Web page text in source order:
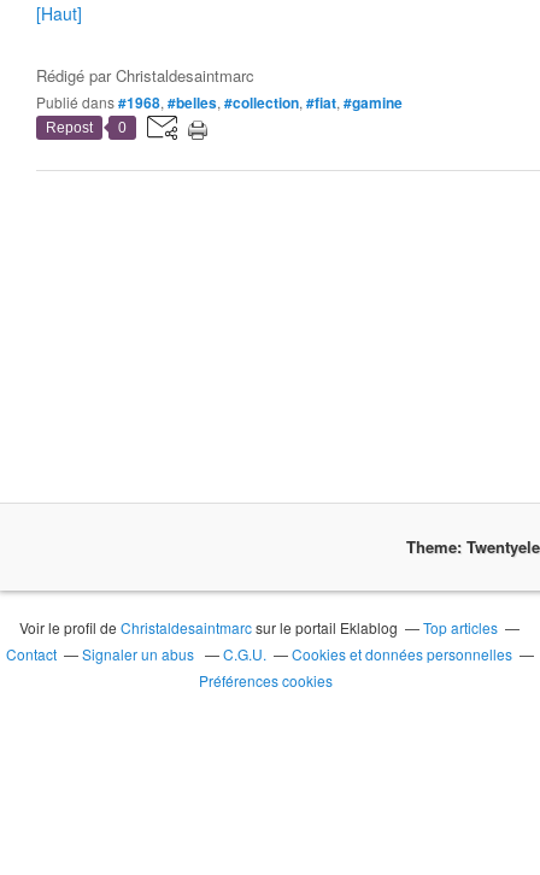
[Haut]
Rédigé parChristaldesaintmarc
Publié dans#1968, #belles, #collection, #fiat, #gamine
Repost 0
Theme:
Voir le profil deChristaldesaintmarcsur le portail Eklablog
Top articles
Contact
Signaler un abus C.G.U.
Cookies et données personnelles
Préférences cookies